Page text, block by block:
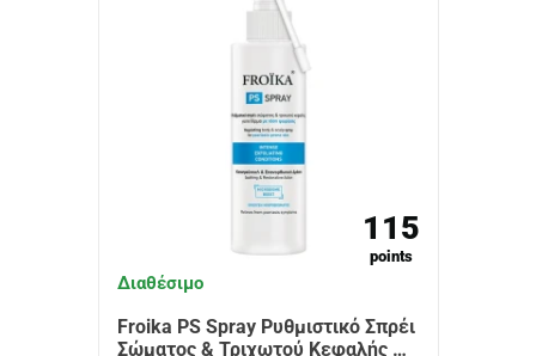
115
points
Διαθέσιμο
Froika PS Spray Ρυθμιστικό Σπρέι
Σώματος & Τριχωτού Κεφαλής …